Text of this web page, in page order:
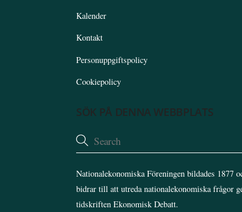
Kalender
Kontakt
Personuppgiftspolicy
Cookiepolicy
SÖK PÅ DENNA WEBBPLATS
Nationalekonomiska Föreningen bildades 1877
bidrar till att utreda nationalekonomiska frågor
tidskriften Ekonomisk Debatt.